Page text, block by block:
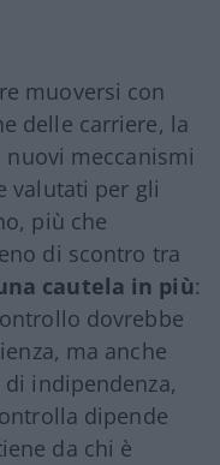
muoversi con
delle carriere, la
meccanismi
valutati per gli
più che
di scontro tra
cautela in più:
dovrebbe
ma anche
di indipendenza,
dipende
da chi è